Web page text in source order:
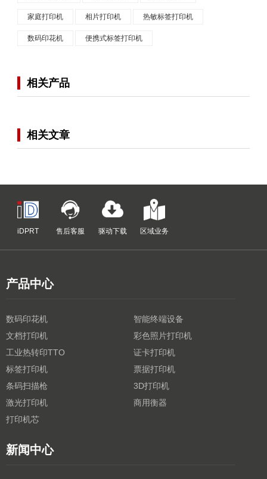
家庭打印机 相片打印机 热敏标签打印机
数码印花机 便携式标签打印机
相关产品
相关文章
iDPRT 售后客服 驱动下载 区域业务
产品中心
数码印花机
智能终端设备
文档打印机
彩色照片打印机
工业热转印TTO
证卡打印机
标签打印机
票据打印机
条码扫描枪
3D打印机
激光打印机
商用衡器
打印机芯
新闻中心